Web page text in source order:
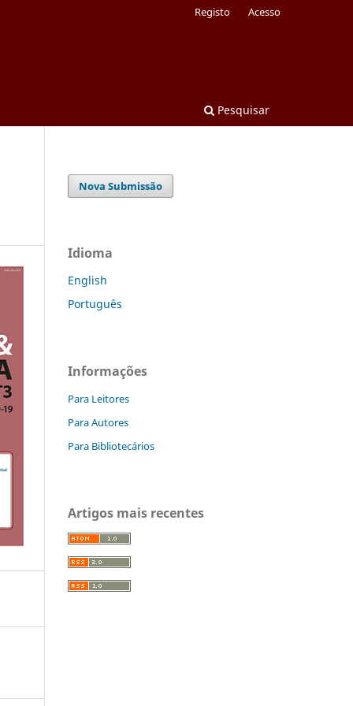
Pesquisar
Registo Acesso
Nova Submissão
Idioma
English
Português
Informações
Para Leitores
Para Autores
Para Bibliotecários
Artigos mais recentes